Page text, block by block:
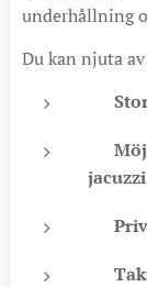
underhållning
Du kan njuta
jacuzzi